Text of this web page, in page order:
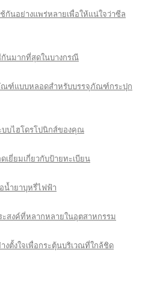
กันอย่างแพร่หลายเพื่อให้แน่ใจว่าซีล
นมากที่สุดในบางกรณี
ณฑ์แบบหลอดสำหรับบรรจุภัณฑ์กระปุก
บบไฮโดรโปนิกส์ของคุณ
เยี่ยมเกี่ยวกับป้ายทะเบียน
น้ำยาบุหรี่ไฟฟ้า
ะสงค์ที่หลากหลายในอุตสาหกรรม
ตั้งใจเพื่อกระตุ้นบริเวณที่ใกล้ชิด